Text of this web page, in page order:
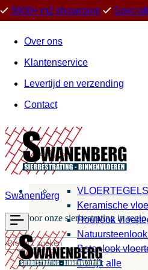
5000+ m2 showroom
Over ons
Klantenservice
Levertijd en verzending
Contact
Swanenberg
Kies voor onze sierbestrating in
VLOERTEGELS
Keramische
Houtlook
Betonlook
Bekijk alle